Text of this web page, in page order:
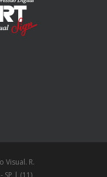
Visual. R.
SP | (11)